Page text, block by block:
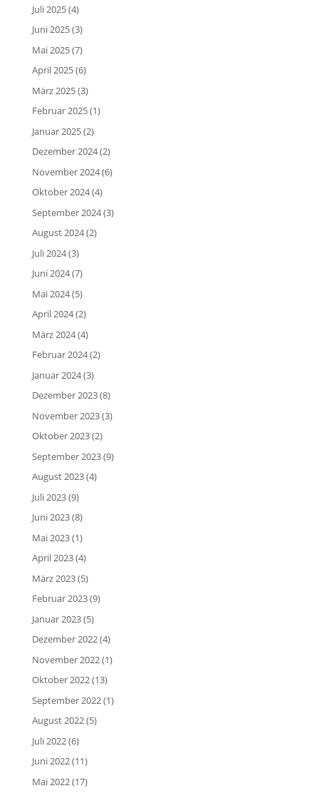
Juli 2025(4)
Juni 2025(3)
Mai 2025(7)
April 2025(6)
März 2025(3)
Februar 2025(1)
Januar 2025(2)
Dezember 2024(2)
November 2024(6)
Oktober 2024(4)
September 2024(3)
August 2024(2)
Juli 2024(3)
Juni 2024(7)
Mai 2024(5)
April 2024(2)
März 2024(4)
Februar 2024(2)
Januar 2024(3)
Dezember 2023(8)
November 2023(3)
Oktober 2023(2)
September 2023(9)
August 2023(4)
Juli 2023(9)
Juni 2023(8)
Mai 2023(1)
April 2023(4)
März 2023(5)
Februar 2023(9)
Januar 2023(5)
Dezember 2022(4)
November 2022(1)
Oktober 2022(13)
September 2022(1)
August 2022(5)
Juli 2022(6)
Juni 2022(11)
Mai 2022(17)